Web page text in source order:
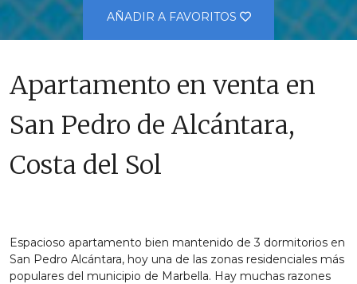
AÑADIR A FAVORITOS
Apartamento en venta en
San Pedro de Alcántara,
Costa del Sol
Espacioso apartamento bien mantenido de 3 dormitorios en
San Pedro Alcántara, hoy una de las zonas residenciales más
populares del municipio de Marbella. Hay muchas razones